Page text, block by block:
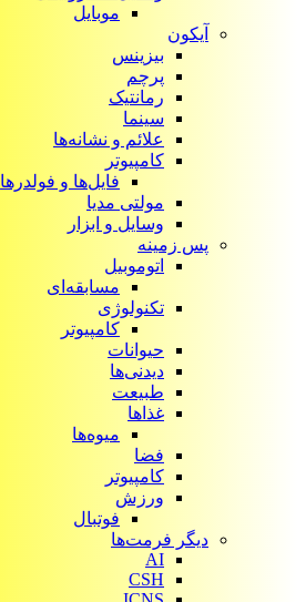
موبایل
آیکون‌
بیزینس
پرچم
رمانتیک
سینما
علائم و نشانه‌ها
کامپیوتر
فایل‌ها و فولدرها
مولتی مدیا
وسایل و ابزار
پس زمینه
اتوموبیل
مسابقه‌ای
تکنولوژی
کامپیوتر
حیوانات
دیدنی‌ها
طبیعت
غذاها
میوه‌ها
فضا
کامپیوتر
ورزش
فوتبال
دیگر فرمت‌ها
AI
CSH